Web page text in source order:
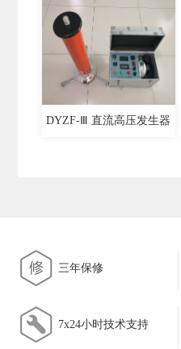
DYZF-Ⅲ 直流高压发生器
三年保修
7x24小时技术支持